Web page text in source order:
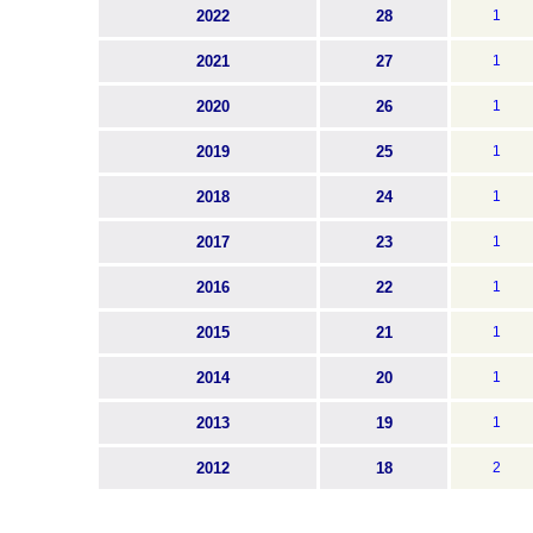
2022 28 1
2021 27 1
2020 26 1
2019 25 1
2018 24 1
2017 23 1
2016 22 1
2015 21 1
2014 20 1
2013 19 1
2012 18 2